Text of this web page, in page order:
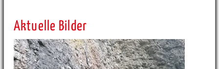
Aktuelle Bilder